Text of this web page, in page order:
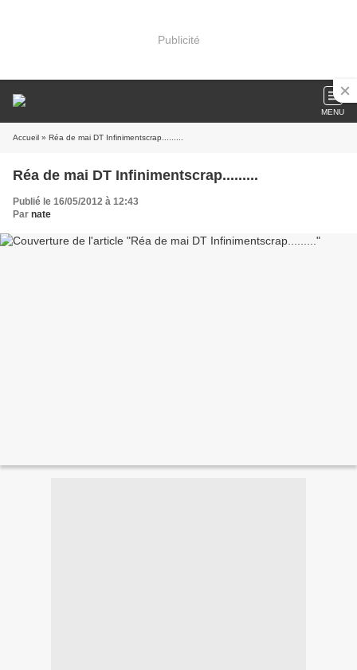
Publicité
MENU
Accueil » Réa de mai DT Infinimentscrap.........
Réa de mai DT Infinimentscrap.........
Publié le 16/05/2012 à 12:43
Par nate